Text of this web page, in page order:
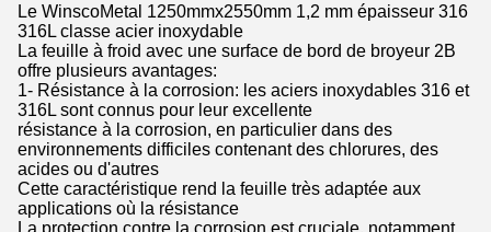
Le WinscoMetal 1250mmx2550mm 1,2 mm épaisseur 316
316L classe acier inoxydable
La feuille à froid avec une surface de bord de broyeur 2B
offre plusieurs avantages:
1- Résistance à la corrosion: les aciers inoxydables 316 et
316L sont connus pour leur excellente
résistance à la corrosion, en particulier dans des
environnements difficiles contenant des chlorures, des
acides ou d'autres
Cette caractéristique rend la feuille très adaptée aux
applications où la résistance
La protection contre la corrosion est cruciale, notamment